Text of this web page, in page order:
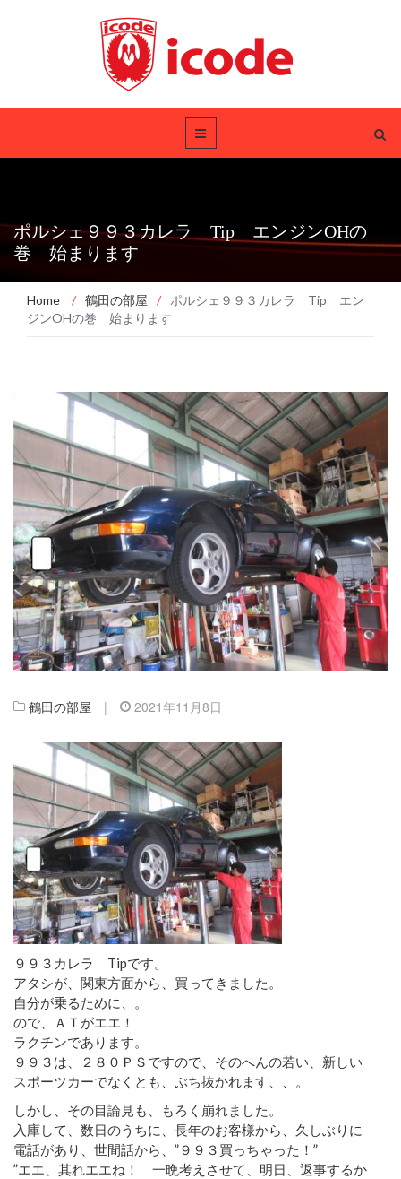
ポルシェ９９３カレラ Tip エンジンOHの
巻 始まります
Home / 鶴田の部屋 /
ポルシェ９９３カレラ Tip エン
ジンOHの巻 始まります
鶴田の部屋 | 2021年11月8日
９９３カレラ Tipです。
アタシが、関東方面から、買ってきました。
自分が乗るために、。
ので、ＡＴがエエ！
ラクチンであります。
９９３は、２８０ＰＳですので、そのへんの若い、新しい
スポーツカーでなくとも、ぶち抜かれます、、。
しかし、その目論見も、もろく崩れました。
入庫して、数日のうちに、長年のお客様から、久しぶりに
電話があり、世間話から、”９９３買っちゃった！”
”エエ、其れエエね！ 一晩考えさせて、明日、返事するか